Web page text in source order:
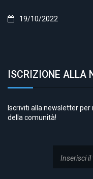
19/10/2022
ISCRIZIONE ALLA
Iscriviti alla newsletter
della comunità!